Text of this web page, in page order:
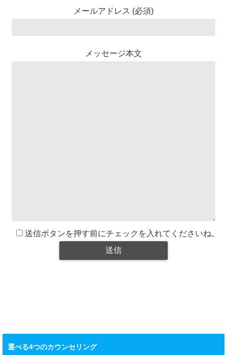
メールアドレス (必須)
メッセージ本文
送信ボタンを押す前にチェックを入れてくださいね。
選べる4つのカウンセリング